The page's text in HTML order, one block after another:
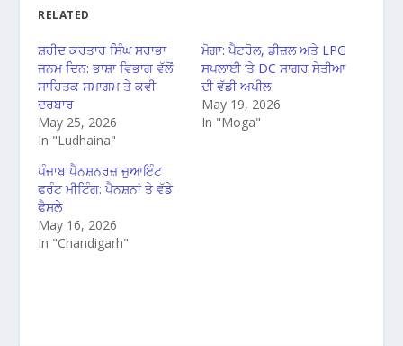
RELATED
ਸ਼ਹੀਦ ਕਰਤਾਰ ਸਿੰਘ ਸਰਾਭਾ
ਜਨਮ ਦਿਨ: ਭਾਸ਼ਾ ਵਿਭਾਗ ਵੱਲੋਂ
ਸਾਹਿਤਕ ਸਮਾਗਮ ਤੇ ਕਵੀ
ਦਰਬਾਰ
May 25, 2026
In "Ludhaina"
ਮੋਗਾ: ਪੈਟਰੋਲ, ਡੀਜ਼ਲ ਅਤੇ LPG
ਸਪਲਾਈ ‘ਤੇ DC ਸਾਗਰ ਸੇਤੀਆ
ਦੀ ਵੱਡੀ ਅਪੀਲ
May 19, 2026
In "Moga"
ਪੰਜਾਬ ਪੈਨਸ਼ਨਰਜ਼ ਜੁਆਇੰਟ
ਫਰੰਟ ਮੀਟਿੰਗ: ਪੈਨਸ਼ਨਾਂ ਤੇ ਵੱਡੇ
ਫੈਸਲੇ
May 16, 2026
In "Chandigarh"